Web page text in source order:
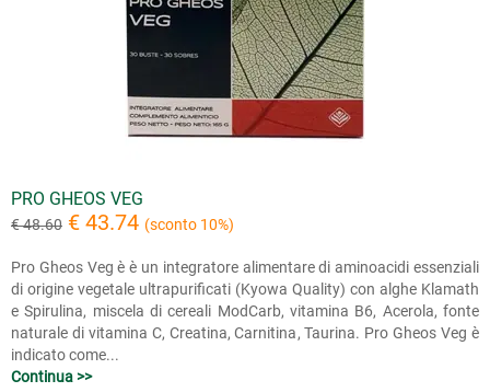
PRO GHEOS VEG
€ 48.60 € 43.74 (sconto 10%)
Pro Gheos Veg è è un integratore alimentare di aminoacidi essenziali
di origine vegetale ultrapurificati (Kyowa Quality) con alghe Klamath
e Spirulina, miscela di cereali ModCarb, vitamina B6, Acerola, fonte
naturale di vitamina C, Creatina, Carnitina, Taurina. Pro Gheos Veg è
indicato come...
Continua >>